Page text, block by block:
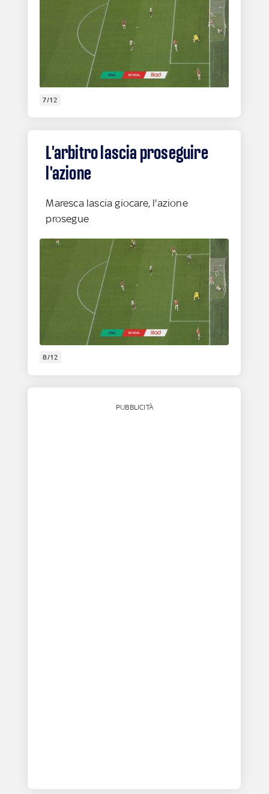
7/12
L'arbitro lascia proseguire
l'azione
Maresca lascia giocare, l'azione
prosegue
8/12
PUBBLICITÀ